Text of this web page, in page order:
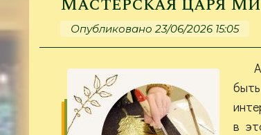
Опубликовано 23/06/2026 15:05
в